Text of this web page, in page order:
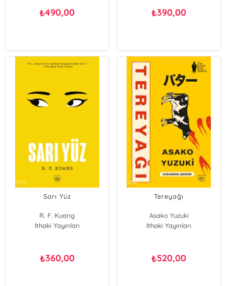
₺490,00 ₺390,00
Sarı Yüz
R. F. Kuang
İthaki Yayınları
₺360,00
Tereyağı
Asako Yuzuki
İthaki Yayınları
₺520,00